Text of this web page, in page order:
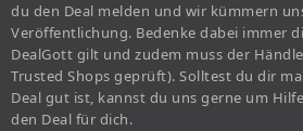
du den Deal melden und wir kümmern
Veröffentlichung. Bedenke dabei immer
DealGott gilt und zudem muss der
Trusted Shops geprüft). Solltest du dir
Deal gut ist, kannst du uns gerne um
den Deal für dich.